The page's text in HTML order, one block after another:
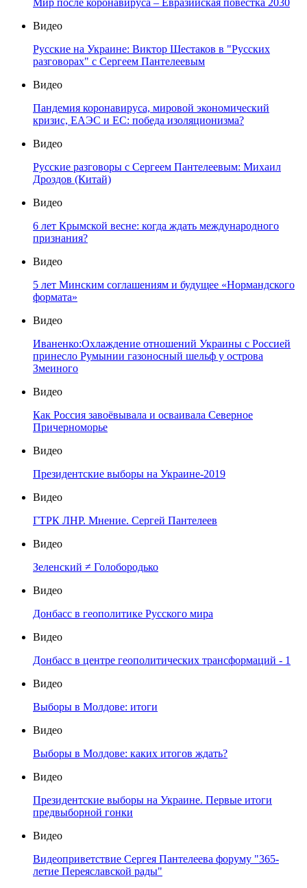
Мир после коронавируса – Евразийская повестка 2030
Видео
Русские на Украине: Виктор Шестаков в "Русских
разговорах" с Сергеем Пантелеевым
Видео
Пандемия коронавируса, мировой экономический
кризис, ЕАЭС и ЕС: победа изоляционизма?
Видео
Русские разговоры с Сергеем Пантелеевым: Михаил
Дроздов (Китай)
Видео
6 лет Крымской весне: когда ждать международного
признания?
Видео
5 лет Минским соглашениям и будущее «Нормандского
формата»
Видео
Иваненко:Охлаждение отношений Украины с Россией
принесло Румынии газоносный шельф у острова
Змеиного
Видео
Как Россия завоёвывала и осваивала Северное
Причерноморье
Видео
Президентские выборы на Украине-2019
Видео
ГТРК ЛНР. Мнение. Сергей Пантелеев
Видео
Зеленский ≠ Голобородько
Видео
Донбасс в геополитике Русского мира
Видео
Донбасс в центре геополитических трансформаций - 1
Видео
Выборы в Молдове: итоги
Видео
Выборы в Молдове: каких итогов ждать?
Видео
Президентские выборы на Украине. Первые итоги
предвыборной гонки
Видео
Видеоприветствие Сергея Пантелеева форуму "365-
летие Переяславской рады"